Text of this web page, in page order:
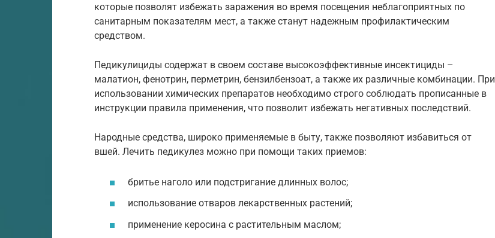
которые позволят избежать заражения во время посещения неблагоприятных по
санитарным показателям мест, а также станут надежным профилактическим
средством.
Педикулициды содержат в своем составе высокоэффективные инсектициды –
малатион, фенотрин, перметрин, бензилбензоат, а также их различные комбинации. При
использовании химических препаратов необходимо строго соблюдать прописанные в
инструкции правила применения, что позволит избежать негативных последствий.
Народные средства, широко применяемые в быту, также позволяют избавиться от
вшей. Лечить педикулез можно при помощи таких приемов:
бритье наголо или подстригание длинных волос;
использование отваров лекарственных растений;
применение керосина с растительным маслом;